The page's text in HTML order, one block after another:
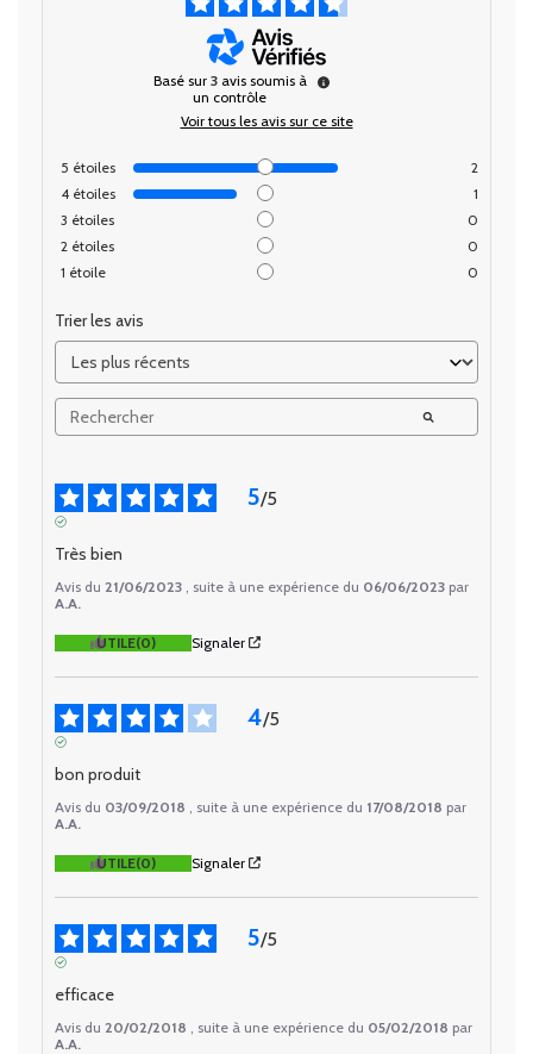
Basé sur 3 avis soumis à
un contrôle
Voir tous les avis sur ce site
5 étoiles
2
4 étoiles
1
3 étoiles
0
2 étoiles
0
1 étoile 0
Trier les avis
5/5
Très bien
Avis du 21/06/2023 , suite à une expérience du 06/06/2023 par
A.A.
UTILE(0) Signaler
4/5
bon produit
Avis du 03/09/2018 , suite à une expérience du 17/08/2018 par
A.A.
UTILE(0) Signaler
5/5
efficace
Avis du 20/02/2018 , suite à une expérience du 05/02/2018 par
A.A.